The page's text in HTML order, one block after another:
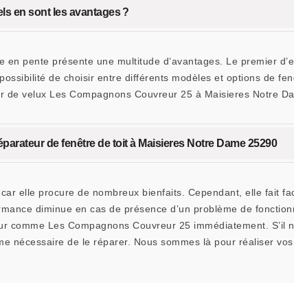
en sont les avantages ?
pente présente une multitude d’avantages. Le premier
de choisir entre différents modèles et options de
velux Les Compagnons Couvreur 25 à Maisieres Notre
de fenêtre de toit à Maisieres Notre Dame 25290
elle procure de nombreux bienfaits. Cependant, elle fait
diminue en cas de présence d’un problème de
comme Les Compagnons Couvreur 25 immédiatement. S’il
nécessaire de le réparer. Nous sommes là pour réaliser